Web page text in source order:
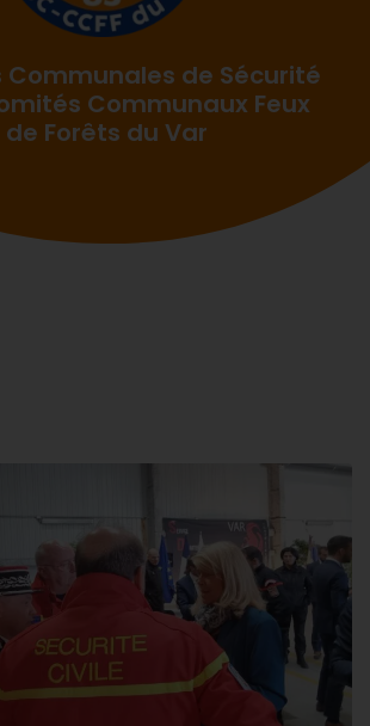
Communales de Sécurité
Communaux Feux
de Forêts du Var